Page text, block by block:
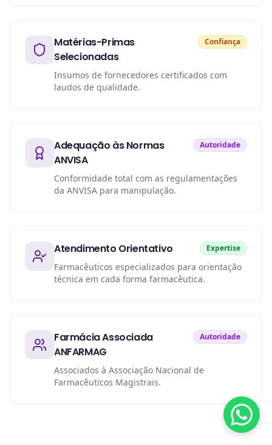
Matérias-Primas
Selecionadas
Confiança
Insumos de fornecedores certificados com
laudos de qualidade.
Adequação às Normas
ANVISA
Autoridade
Conformidade total com as regulamentações
da ANVISA para manipulação.
Atendimento Orientativo Expertise
Farmacêuticos especializados para orientação
técnica em cada forma farmacêutica.
Farmácia Associada
ANFARMAG
Autoridade
Associados à Associação Nacional de
Farmacêuticos Magistrais.